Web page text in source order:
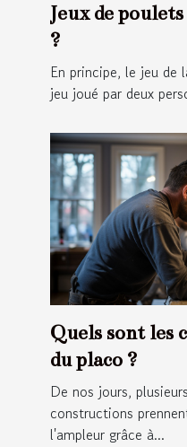
Jeux de
?
En principe, le jeu de
jeu joué par deux
Quels sont les
du placo ?
De nos jours,
constructions
l'ampleur grâce à...